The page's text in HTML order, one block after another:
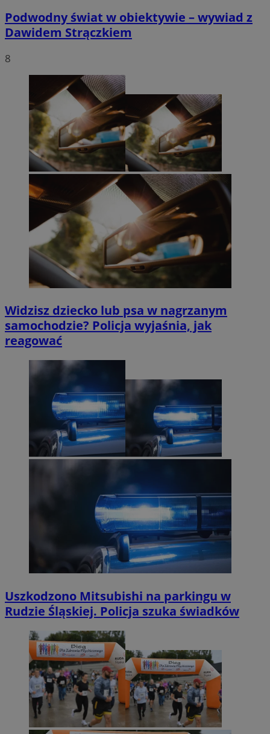
Podwodny świat w obiektywie – wywiad z
Dawidem Strączkiem
8
Widzisz dziecko lub psa w nagrzanym
samochodzie? Policja wyjaśnia, jak
reagować
Uszkodzono Mitsubishi na parkingu w
Rudzie Śląskiej. Policja szuka świadków